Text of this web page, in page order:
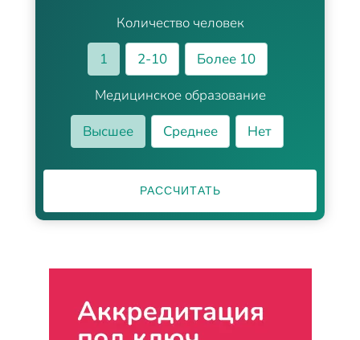
Количество человек
1
2-10
Более 10
Медицинское образование
Высшее
Среднее Нет
РАССЧИТАТЬ